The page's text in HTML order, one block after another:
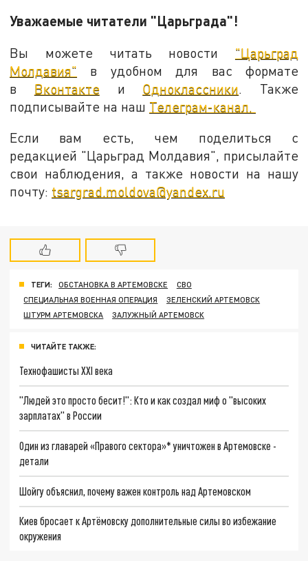
Уважаемые читатели "Царьграда"!
Вы можете читать новости "Царьград
Молдавия" в удобном для вас формате
в Вконтактеи Одноклассники. Также
подписывайте на наш Телеграм-канал.
Если вам есть, чем поделиться с
редакцией "Царьград Молдавия", присылайте
свои наблюдения, а также новости на нашу
почту: tsargrad.moldova@yandex.ru
ТЕГИ: ОБСТАНОВКА В АРТЕМОВСКЕ
СВО
СПЕЦИАЛЬНАЯ ВОЕННАЯ ОПЕРАЦИЯ
ЗЕЛЕНСКИЙ АРТЕМОВСК
ШТУРМ АРТЕМОВСКА
ЗАЛУЖНЫЙ АРТЕМОВСК
ЧИТАЙТЕ ТАКЖЕ:
Технофашисты XXI века
"Людей это просто бесит!": Кто и как создал миф о "высоких
зарплатах" в России
Один из главарей «Правого сектора»* уничтожен в Артемовске -
детали
Шойгу объяснил, почему важен контроль над Артемовском
Киев бросает к Артёмовску дополнительные силы во избежание
окружения